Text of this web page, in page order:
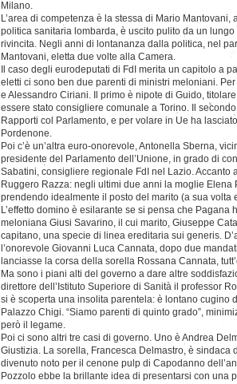
Milano.
L’area di competenza è la stessa di Mario
politica sanitaria lombarda, è uscito pulito da un
rivincita. Negli anni di lontananza dalla politica, nel
Mantovani, eletta due volte alla Camera.
Il caso degli eurodeputati di FdI merita un capitolo a
eletti ci sono ben due parenti di ministri meloniani.
e Alessandro Ciriani. Il primo è nipote di Guido,
essere stato consigliere comunale a Torino. Il
Rapporti col Parlamento, e per volare in Ue ha
Pordenone.
Poi c’è un’altra euro-onorevole, Antonella Sberna,
presidente del Parlamento dell’Unione, in grado di
Sabatini, consigliere regionale FdI nel Lazio. Accanto
Ruggero Razza: negli ultimi due anni la moglie
prendendo idealmente il posto del marito (a sua volta
L’effetto domino è esilarante se si pensa che
meloniana Giusi Savarino, il cui marito, Giuseppe
capitano, una specie di linea ereditaria sui generis.
l’onorevole Giovanni Luca Cannata, dopo due
lanciasse la corsa della sorella Rossana Cannata,
Ma sono i piani alti del governo a dare altre
direttore dell’Istituto Superiore di Sanità il professor
si è scoperta una insolita parentela: è lontano cugino
Palazzo Chigi. “Siamo parenti di quinto grado”,
però il legame.
Poi ci sono altri tre casi di governo. Uno è Andrea
Giustizia. La sorella, Francesca Delmastro, è
divenuto noto per il cenone pulp di Capodanno
Pozzolo ebbe la brillante idea di presentarsi con una